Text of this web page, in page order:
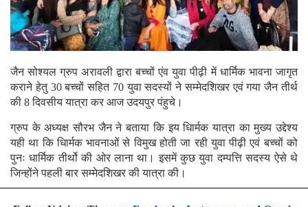
जैन सोश्यल ग्रुप अरावली द्वारा बच्चों एंव युवा पीढ़ी में धार्मिक भावना जागृत
कराने हेतु 30 बच्चों सहित 70 युवा सदस्यों ने सम्मेदशिखर एवं गया जैन तीर्थ
की 8 दिवसीय यात्रा कर आज उदयपुर पंहुचे।
ग्रुप के अध्यक्ष सौरभ जैन ने बताया कि इय धािर्मक यात्रा का मुख्य उद्देश्य
यही था कि धािर्मक भावनाओं से विमुख होती जा रही युवा पीढ़ी एवं बच्चों को
पुनः धार्मिक तीर्थो की ओर लाना था। इसमें कुछ युवा दम्पत्ति सदस्य ऐसे थे
जिन्होंने पहली बार सम्मेदशिखर की यात्रा की।